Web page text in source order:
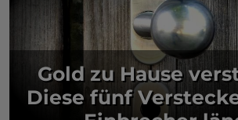
Gold zu Hause
Diese fünf